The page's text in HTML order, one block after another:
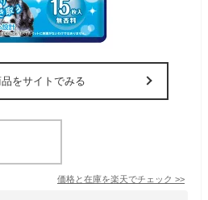
品をサイトでみる
価格と在庫を楽天でチェック >>